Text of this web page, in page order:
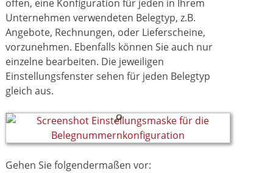
offen, eine Konfiguration für jeden in Ihrem
Unternehmen verwendeten Belegtyp, z.B.
Angebote, Rechnungen, oder Lieferscheine,
vorzunehmen. Ebenfalls können Sie auch nur
einzelne bearbeiten. Die jeweiligen
Einstellungsfenster sehen für jeden Belegtyp
gleich aus.
Gehen Sie folgendermaßen vor: